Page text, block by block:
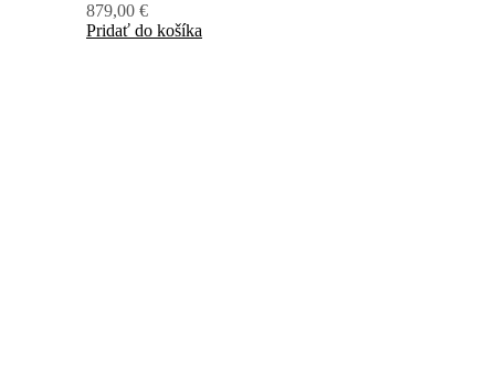
879,00 €
Pridať do košíka